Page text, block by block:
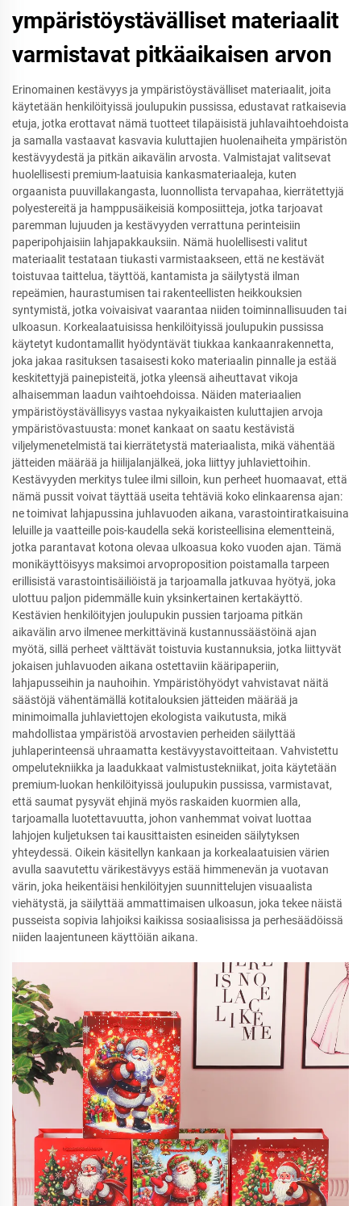
ympäristöystävälliset materiaalit
varmistavat pitkäaikaisen arvon
Erinomainen kestävyys ja ympäristöystävälliset materiaalit, joita
käytetään henkilöityissä joulupukin pussissa, edustavat ratkaisevia
etuja, jotka erottavat nämä tuotteet tilapäisistä juhlavaihtoehdoista
ja samalla vastaavat kasvavia kuluttajien huolenaiheita ympäristön
kestävyydestä ja pitkän aikavälin arvosta. Valmistajat valitsevat
huolellisesti premium-laatuisia kankasmateriaaleja, kuten
orgaanista puuvillakangasta, luonnollista tervapahaa, kierrätettyjä
polyestereitä ja hamppusäikeisiä komposiitteja, jotka tarjoavat
paremman lujuuden ja kestävyyden verrattuna perinteisiin
paperipohjaisiin lahjapakkauksiin. Nämä huolellisesti valitut
materiaalit testataan tiukasti varmistaakseen, että ne kestävät
toistuvaa taittelua, täyttöä, kantamista ja säilytystä ilman
repeämien, haurastumisen tai rakenteellisten heikkouksien
syntymistä, jotka voivaisivat vaarantaa niiden toiminnallisuuden tai
ulkoasun. Korkealaatuisissa henkilöityissä joulupukin pussissa
käytetyt kudontamallit hyödyntävät tiukkaa kankaanrakennetta,
joka jakaa rasituksen tasaisesti koko materiaalin pinnalle ja estää
keskitettyjä painepisteitä, jotka yleensä aiheuttavat vikoja
alhaisemman laadun vaihtoehdoissa. Näiden materiaalien
ympäristöystävällisyys vastaa nykyaikaisten kuluttajien arvoja
ympäristövastuusta: monet kankaat on saatu kestävistä
viljelymenetelmistä tai kierrätetystä materiaalista, mikä vähentää
jätteiden määrää ja hiilijalanjälkeä, joka liittyy juhlaviettoihin.
Kestävyyden merkitys tulee ilmi silloin, kun perheet huomaavat, että
nämä pussit voivat täyttää useita tehtäviä koko elinkaarensa ajan:
ne toimivat lahjapussina juhlavuoden aikana, varastointiratkaisuina
leluille ja vaatteille pois-kaudella sekä koristeellisina elementteinä,
jotka parantavat kotona olevaa ulkoasua koko vuoden ajan. Tämä
monikäyttöisyys maksimoi arvoproposition poistamalla tarpeen
erillisistä varastointisäiliöistä ja tarjoamalla jatkuvaa hyötyä, joka
ulottuu paljon pidemmälle kuin yksinkertainen kertakäyttö.
Kestävien henkilöityjen joulupukin pussien tarjoama pitkän
aikavälin arvo ilmenee merkittävinä kustannussäästöinä ajan
myötä, sillä perheet välttävät toistuvia kustannuksia, jotka liittyvät
jokaisen juhlavuoden aikana ostettaviin kääripaperiin,
lahjapusseihin ja nauhoihin. Ympäristöhyödyt vahvistavat näitä
säästöjä vähentämällä kotitalouksien jätteiden määrää ja
minimoimalla juhlaviettojen ekologista vaikutusta, mikä
mahdollistaa ympäristöä arvostavien perheiden säilyttää
juhlaperinteensä uhraamatta kestävyystavoitteitaan. Vahvistettu
ompelutekniikka ja laadukkaat valmistustekniikat, joita käytetään
premium-luokan henkilöityissä joulupukin pussissa, varmistavat,
että saumat pysyvät ehjinä myös raskaiden kuormien alla,
tarjoamalla luotettavuutta, johon vanhemmat voivat luottaa
lahjojen kuljetuksen tai kausittaisten esineiden säilytyksen
yhteydessä. Oikein käsitellyn kankaan ja korkealaatuisien värien
avulla saavutettu värikestävyys estää himmenevän ja vuotavan
värin, joka heikentäisi henkilöityjen suunnittelujen visuaalista
viehätystä, ja säilyttää ammattimaisen ulkoasun, joka tekee näistä
pusseista sopivia lahjoiksi kaikissa sosiaalisissa ja perhesäädöissä
niiden laajentuneen käyttöiän aikana.